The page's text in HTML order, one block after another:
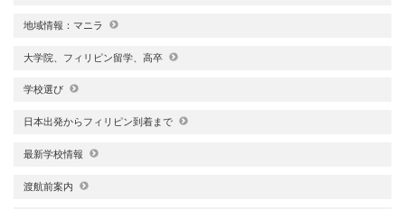
地域情報：マニラ
大学院、フィリピン留学、高卒
学校選び
日本出発からフィリピン到着まで
最新学校情報
渡航前案内